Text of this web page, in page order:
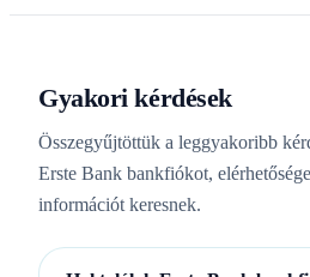
Gyakori kérdések
Összegyűjtöttük a leggyakoribb
Erste Bank bankfiókot,
információt keresnek.